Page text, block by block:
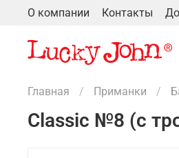
О компании Контакты
Главная Приманки
Classic №8 (с